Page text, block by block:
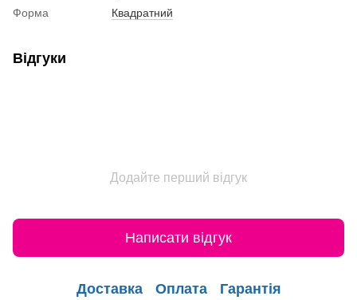
Форма
Квадратний
Відгуки
Додайте перший відгук
Написати відгук
Доставка Оплата Гарантія